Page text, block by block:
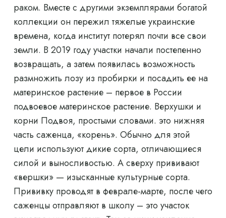
раком. Вместе с другими экземплярами богатой
коллекции он пережил тяжелые украинские
времена, когда институт потерял почти все свои
земли. В 2019 году участки начали постепенно
возвращать, а затем появилась возможность
размножить лозу из пробирки и посадить ее на
материнское растение – первое в России
подвоевое материнское растение. Верхушки и
корни Подвоя, простыми словами. это нижняя
часть саженца, «корень». Обычно для этой
цели используют дикие сорта, отличающиеся
силой и выносливостью. А сверху прививают
«вершки» — изысканные культурные сорта.
Прививку проводят в феврале-марте, после чего
саженцы отправляют в школу – это участок